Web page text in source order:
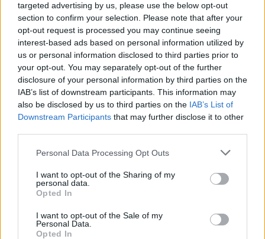
targeted advertising by us, please use the below opt-out
section to confirm your selection. Please note that after your
opt-out request is processed you may continue seeing
interest-based ads based on personal information utilized by
us or personal information disclosed to third parties prior to
your opt-out. You may separately opt-out of the further
disclosure of your personal information by third parties on the
IAB’s list of downstream participants. This information may
also be disclosed by us to third parties on the IAB’s List of
Downstream Participants that may further disclose it to other
Please note that this website/app uses one or more Google
not limited to your visit or usage behaviour. You may click to
grant or deny consent to Google and its third-party tags to
use your data for below specified purposes in below Google
consent section.
Personal Data Processing Opt Outs
I want to opt-out of the Sharing of my
personal data.
Opted In
I want to opt-out of the Sale of my
Personal Data.
Opted In
(II połowa) 70. Eric Topór - 53. Jewhen Opanasenko, 55. Thiago
Dombroski, 27. Radu Boboc (69, 21. Damian Hilbrycht), 29.
Albert Zarówny, 32. Kacper Surowiec (69, 8. Rafał Kurzawa), 13.
Krzysztof Kubica, 23. Sergio Guerrero, 26. Wojciech Jakubik (69,
7. Maciej Jaroszewski), 17. Dominik Biniek (69, 9. Jesús Jiménez),
19. Ivan Durdov.
CZYTAJ TAKŻE
Bruk-Bet Termalica
Nieciecza pokonała
Ruch Chorzów.
Zobacz skrót meczu
Sokół Sieniawa
pokonał w sparingu
Rzeszów